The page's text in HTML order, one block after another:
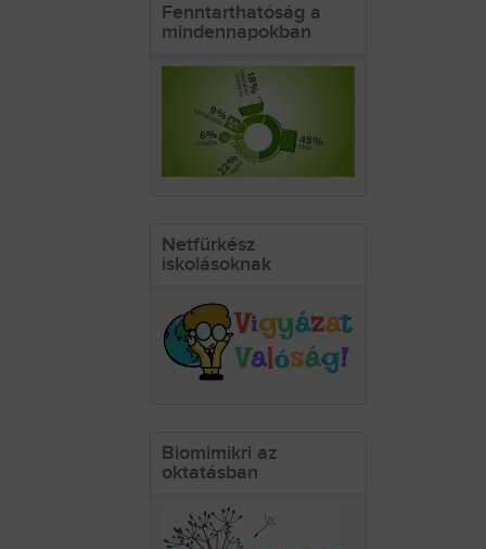
Fenntarthatóság a
mindennapokban
Netfürkész
iskolásoknak
Biomimikri az
oktatásban